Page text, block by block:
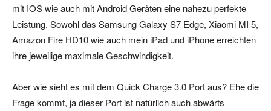
mit IOS wie auch mit Android Geräten eine nahezu perfekte
Leistung. Sowohl das Samsung Galaxy S7 Edge, Xiaomi MI 5,
Amazon Fire HD10 wie auch mein iPad und iPhone erreichten
ihre jeweilige maximale Geschwindigkeit.
Aber wie sieht es mit dem Quick Charge 3.0 Port aus? Ehe die
Frage kommt, ja dieser Port ist natürlich auch abwärts